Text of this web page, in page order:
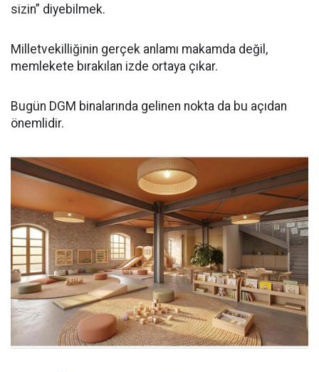
sizin” diyebilmek.
Milletvekilliğinin gerçek anlamı makamda değil,
memlekete bırakılan izde ortaya çıkar.
Bugün DGM binalarında gelinen nokta da bu açıdan
önemlidir.